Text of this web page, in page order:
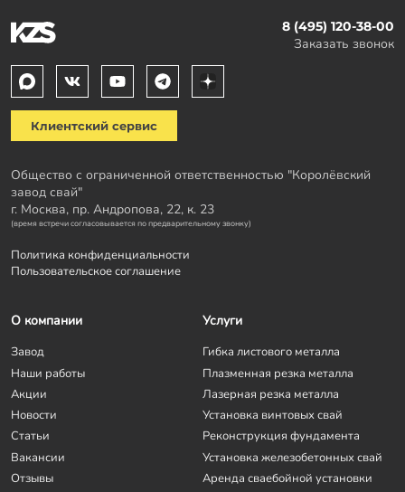
8 (495) 120-38-00
Заказать звонок
Клиентский сервис
Общество с ограниченной ответственностью "Королёвский
завод свай"
г. Москва, пр. Андропова, 22, к. 23
(время встречи согласовывается по предварительному звонку)
Политика конфиденциальности
Пользовательское соглашение
О компании
Завод
Наши работы
Акции
Новости
Статьи
Вакансии
Отзывы
Услуги
Гибка листового металла
Плазменная резка металла
Лазерная резка металла
Установка винтовых свай
Реконструкция фундамента
Установка железобетонных свай
Аренда сваебойной установки